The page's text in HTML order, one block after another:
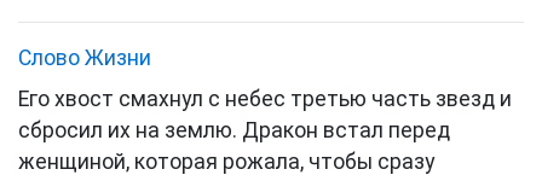
Слово Жизни
Его хвост смахнул с небес третью часть звезд и
сбросил их на землю. Дракон встал перед
женщиной, которая рожала, чтобы сразу